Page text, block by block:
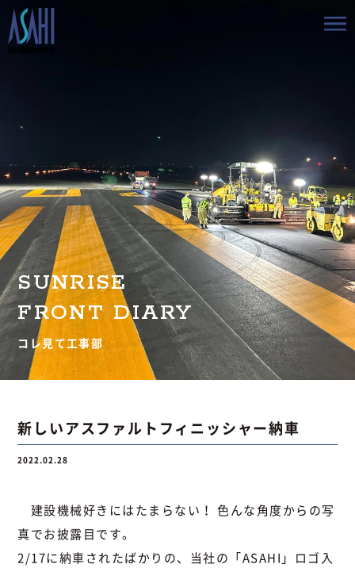
会社情報
採用情報
お知らせ
BLOG
お問い合わせ
お問い合わせ
SUNRISE
FRONT DIARY
コレ見て工事部
新しいアスファルトフィニッシャー納車
2022.02.28
建設機械好きにはたまらない！ 色んな角度からの写
真でお披露目です。
2/17に納車されたばかりの、当社の「ASAHI」ロゴ入